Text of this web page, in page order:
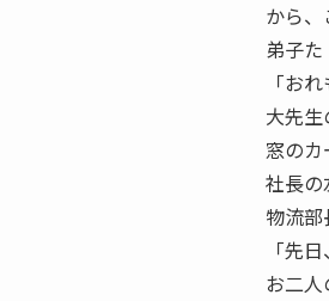
から、
弟子た
「お
大先生
窓のカ
社長の
物流部
「先
お二